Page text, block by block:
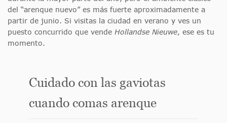
del “arenque nuevo” es más fuerte aproximadamente a
partir de junio. Si visitas la ciudad en verano y ves un
puesto concurrido que vende Hollandse Nieuwe, ese es tu
momento.
Cuidado con las gaviotas
cuando comas arenque